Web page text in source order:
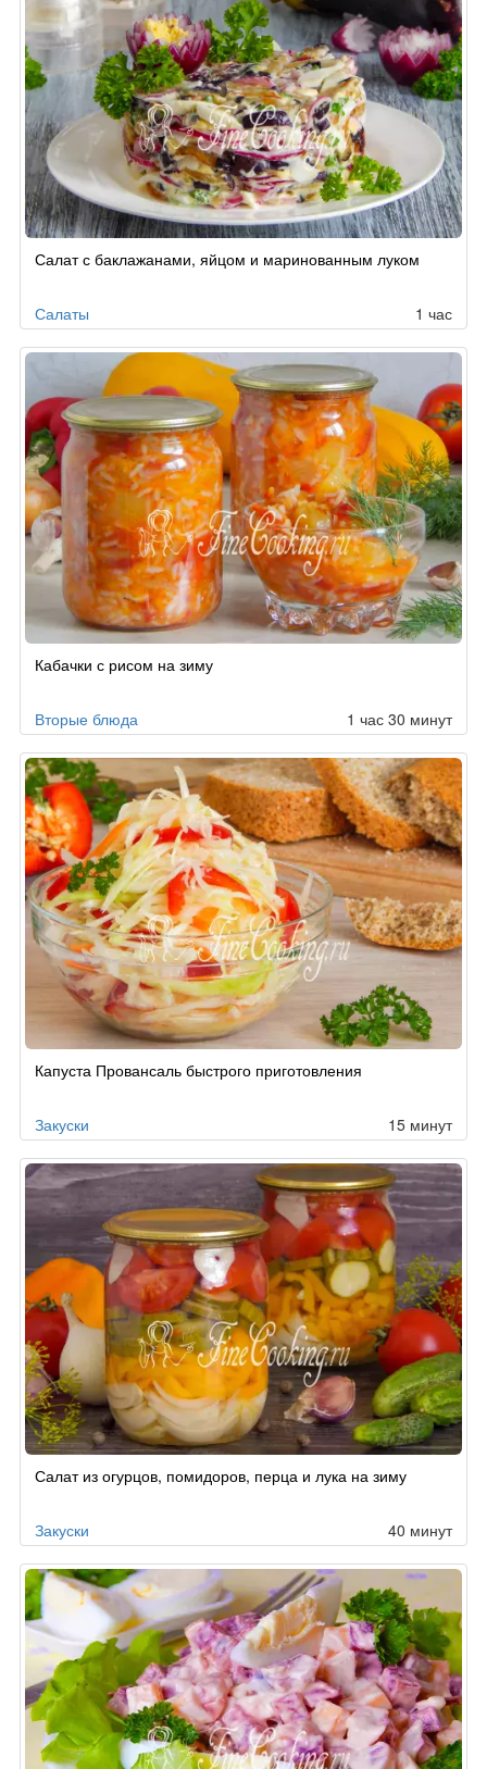
Салат с баклажанами, яйцом и маринованным луком
Салаты 1 час
Кабачки с рисом на зиму
Вторые блюда 1 час 30 минут
Капуста Провансаль быстрого приготовления
Закуски 15 минут
Салат из огурцов, помидоров, перца и лука на зиму
Закуски 40 минут